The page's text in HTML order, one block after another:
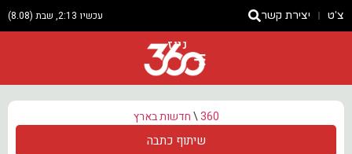
צ'ט יצירת קשר עכשיו 2:13, שבת (8.08)
ניוז
360
\חדשות בארץ
שיתוף כתבה